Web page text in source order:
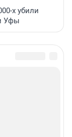
х убили
Уфы